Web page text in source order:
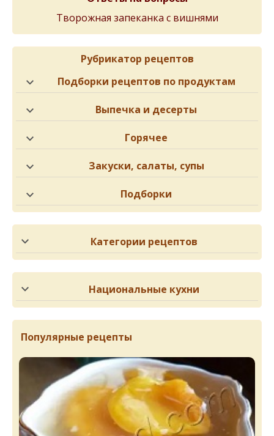
Творожная запеканка с вишнями
Рубрикатор рецептов
Подборки рецептов по продуктам
Выпечка и десерты
Горячее
Закуски, салаты, супы
Подборки
Категории рецептов
Национальные кухни
Популярные рецепты